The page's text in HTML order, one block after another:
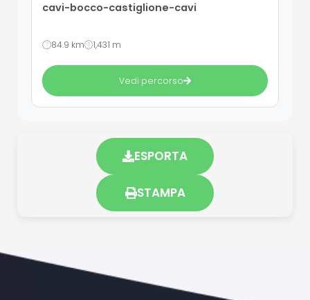
cavi-bocco-castiglione-cavi
84.9 km 1,431 m
Vedi percorso
ESPORTA
STAMPA